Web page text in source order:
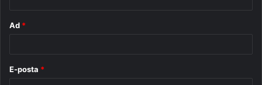
Ad *
E-posta *